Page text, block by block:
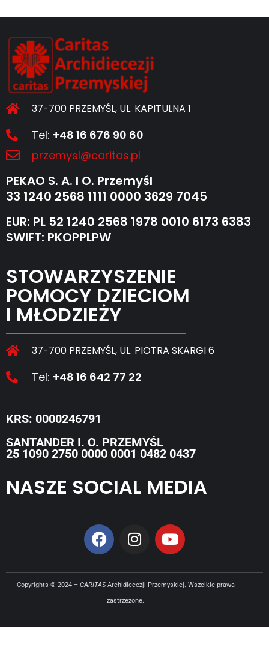
37-700 PRZEMYŚL, UL. KAPITULNA 1
Tel: +48 16 676 90 60
przemysl@caritas.pl
PEKAO S. A. I O. Przemyśl
33 1240 2568 1111 0000 3629 7045
EUR: PL 52 1240 2568 1978 0010 6173 6383
SWIFT: PKOPPLPW
STOWARZYSZENIE
POMOCY DZIECIOM
I MŁODZIEŻY
37-700 PRZEMYŚL, UL. PIOTRA SKARGI 6
Tel: +48 16 642 77 22
KRS: 0000246791
SANTANDER I. O. PRZEMYŚL
25 1090 2750 0000 0001 0482 0437
NASZE SOCIAL MEDIA
Copyrights © 2024 – CARITASArchidiecezji Przemyskiej. Wszelkie prawa
zastrzeżone.